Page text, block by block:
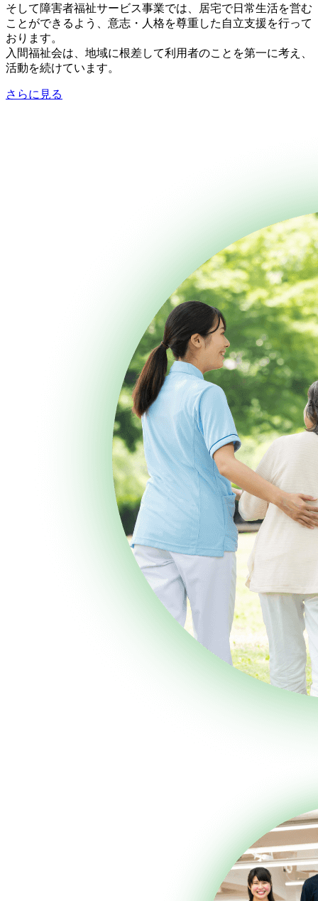
そして障害者福祉サービス事業では、居宅で日常生活を営む
ことができるよう、意志・人格を尊重した自立支援を行って
おります。
入間福祉会は、地域に根差して利用者のことを第一に考え、
活動を続けています。
さらに見る